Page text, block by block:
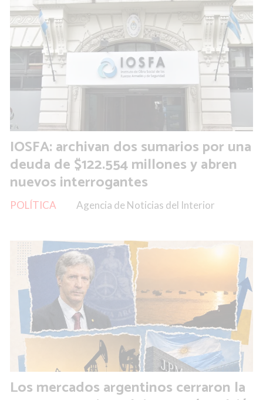
IOSFA: archivan dos sumarios por una
deuda de $122.554 millones y abren
nuevos interrogantes
Agencia de Noticias del Interior
POLÍTICA
Los mercados argentinos cerraron la